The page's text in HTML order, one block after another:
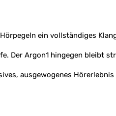
ein vollständiges
Der Argon1 hingegen bleibt
ausgewogenes Hörerlebnis